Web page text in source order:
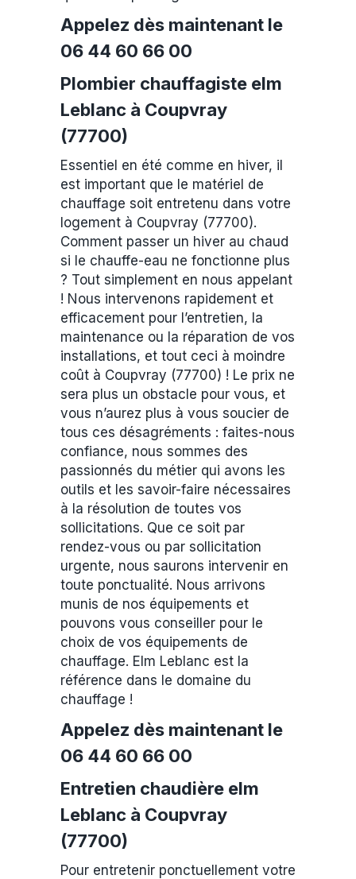
Appelez dès maintenant le
06 44 60 66 00
Plombier chauffagiste elm
Leblanc à Coupvray
(77700)
Essentiel en été comme en hiver, il
est important que le matériel de
chauffage soit entretenu dans votre
logement à Coupvray (77700).
Comment passer un hiver au chaud
si le chauffe-eau ne fonctionne plus
? Tout simplement en nous appelant
! Nous intervenons rapidement et
efficacement pour l’entretien, la
maintenance ou la réparation de vos
installations, et tout ceci à moindre
coût à Coupvray (77700) ! Le prix ne
sera plus un obstacle pour vous, et
vous n’aurez plus à vous soucier de
tous ces désagréments : faites-nous
confiance, nous sommes des
passionnés du métier qui avons les
outils et les savoir-faire nécessaires
à la résolution de toutes vos
sollicitations. Que ce soit par
rendez-vous ou par sollicitation
urgente, nous saurons intervenir en
toute ponctualité. Nous arrivons
munis de nos équipements et
pouvons vous conseiller pour le
choix de vos équipements de
chauffage. Elm Leblanc est la
référence dans le domaine du
chauffage !
Appelez dès maintenant le
06 44 60 66 00
Entretien chaudière elm
Leblanc à Coupvray
(77700)
Pour entretenir ponctuellement votre